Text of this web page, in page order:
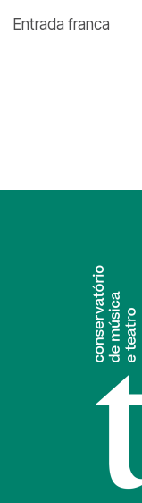
Entrada franca